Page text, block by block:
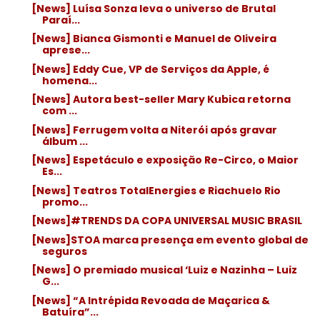
[News] Luísa Sonza leva o universo de Brutal
Paraí...
[News] Bianca Gismonti e Manuel de Oliveira
aprese...
[News] Eddy Cue, VP de Serviços da Apple, é
homena...
[News] Autora best-seller Mary Kubica retorna
com ...
[News] Ferrugem volta a Niterói após gravar
álbum ...
[News] Espetáculo e exposição Re-Circo, o Maior
Es...
[News] Teatros TotalEnergies e Riachuelo Rio
promo...
[News]#TRENDS DA COPA UNIVERSAL MUSIC BRASIL
[News]STOA marca presença em evento global de
seguros
[News] O premiado musical ‘Luiz e Nazinha – Luiz
G...
[News] “A Intrépida Revoada de Maçarica &
Batuíra”...